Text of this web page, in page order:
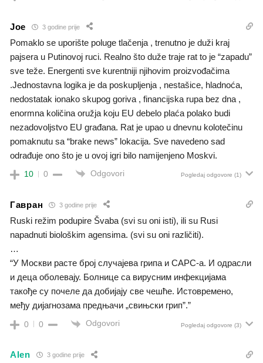
Joe 3 godine prije
Pomaklo se uporište poluge tlačenja , trenutno je duži kraj
pajsera u Putinovoj ruci. Realno što duže traje rat to je “zapadu”
sve teže. Energenti sve kurentniji njihovim proizvođačima
.Jednostavna logika je da poskupljenja , nestašice, hladnoća,
nedostatak ionako skupog goriva , financijska rupa bez dna ,
enormna količina oružja koju EU debelo plaća polako budi
nezadovoljstvo EU građana. Rat je upao u dnevnu kolotečinu
pomaknutu sa “brake news” lokacija. Sve navedeno sad
odrađuje ono što je u ovoj igri bilo namijenjeno Moskvi.
10 0 Odgovori Pogledaj odgovore (1)
Гавран 3 godine prije
Ruski režim podupire Švaba (svi su oni isti), ili su Rusi
napadnuti biološkim agensima. (svi su oni različiti).
…
“У Москви расте број случајева грипа и САРС-а. И одрасли
и деца оболевају. Болнице са вирусним инфекцијама
такође су почеле да добијају све чешће. Истовремено,
међу дијагнозама предњачи „свињски грип”.”
0 0 Odgovori Pogledaj odgovore (3)
Alen 3 godine prije